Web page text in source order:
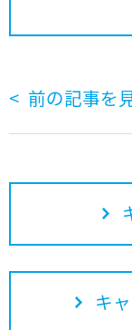
前の記事を
キ